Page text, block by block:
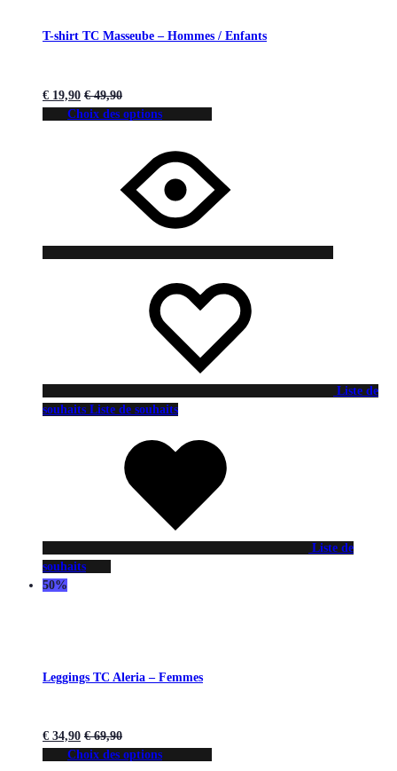
T-shirt TC Masseube – Hommes / Enfants
€ 19,90 €49,90
Choix des options
Liste de
souhaits Liste de souhaits
Liste de
souhaits
50%
Leggings TC Aleria – Femmes
€ 34,90 €69,90
Choix des options